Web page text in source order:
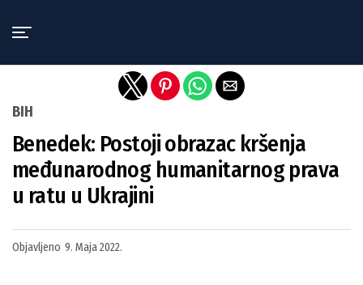
BIH
Benedek: Postoji obrazac kršenja
međunarodnog humanitarnog prava
u ratu u Ukrajini
Objavljeno 9. Maja 2022.